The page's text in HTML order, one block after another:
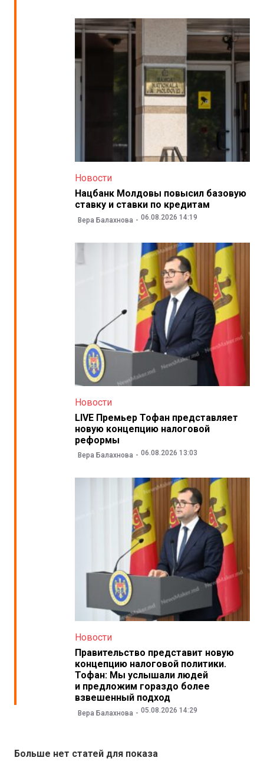
Новости
Нацбанк Молдовы повысил базовую
ставку и ставки по кредитам
Вера Балахнова 06.08.2026 14:19
Новости
LIVE Премьер Тофан представляет
новую концепцию налоговой
реформы
Вера Балахнова 06.08.2026 13:03
Новости
Правительство представит новую
концепцию налоговой политики.
Тофан: Мы услышали людей
и предложим гораздо более
взвешенный подход
Вера Балахнова 05.08.2026 14:29
Больше нет статей для показа